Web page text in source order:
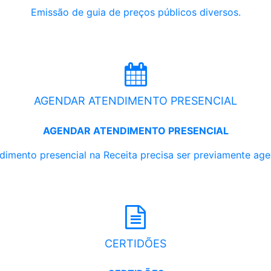
Emissão de guia de preços públicos diversos.
AGENDAR ATENDIMENTO PRESENCIAL
AGENDAR ATENDIMENTO PRESENCIAL
presencial na Receita precisa ser previamente
CERTIDÕES